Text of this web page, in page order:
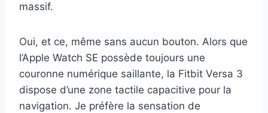
massif.
Oui, et ce, même sans aucun bouton. Alors que
l’Apple Watch SE possède toujours une
couronne numérique saillante, la Fitbit Versa 3
dispose d’une zone tactile capacitive pour la
navigation. Je préfère la sensation de